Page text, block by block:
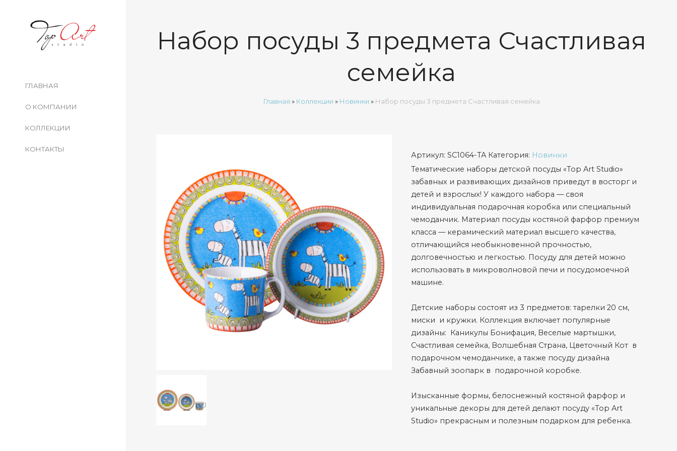
ГЛАВНАЯ
О КОМПАНИИ
КОЛЛЕКЦИИ
КОНТАКТЫ
Набор посуды 3 предмета Счастливая
семейка
Главная » Коллекции » Новинки » Набор посуды 3 предмета Счастливая семейка
Артикул:SC1064-TA Категория: Новинки
Тематические наборы детской посуды «Top Art Studio»
забавных и развивающих дизайнов приведут в восторг и
детей и взрослых! У каждого набора — своя
индивидуальная подарочная коробка или специальный
чемоданчик. Материал посуды костяной фарфор премиум
класса — керамический материал высшего качества,
отличающийся необыкновенной прочностью,
долговечностью и легкостью. Посуду для детей можно
использовать в микроволновой печи и посудомоечной
машине.
Детские наборы состоят из 3 предметов: тарелки 20 см,
миски и кружки. Коллекция включает популярные
дизайны: Каникулы Бонифация, Веселые мартышки,
Счастливая семейка, Волшебная Страна, Цветочный Кот в
подарочном чемоданчике, а также посуду дизайна
Забавный зоопарк в подарочной коробке.
Изысканные формы, белоснежный костяной фарфор и
уникальные декоры для детей делают посуду «Top Art
Studio» прекрасным и полезным подарком для ребенка.